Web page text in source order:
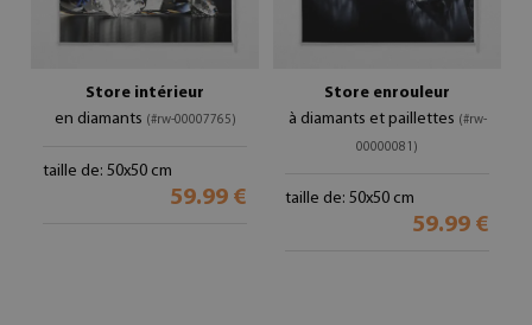
Store intérieur
en diamants (#rw-00007765)
taille de: 50x50 cm
59.99 €
Store enrouleur
à diamants et paillettes (#rw-
00000081)
taille de: 50x50 cm
59.99 €